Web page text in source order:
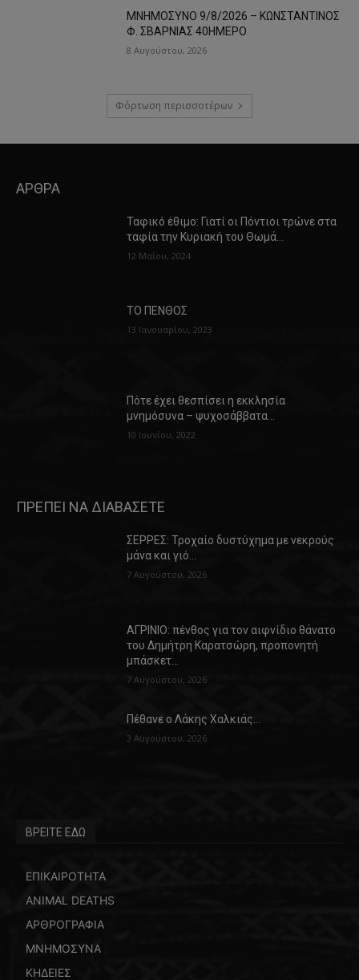
ΜΝΗΜΟΣΥΝΟ 9/8/2026 – ΚΩΝΣΤΑΝΤΙΝΟΣ
Φ. ΣΒΑΡΝΙΑΣ 40ΗΜΕΡΟ
8 Αυγούστου, 2026
Φόρτωση περισσοτέρων
ΑΡΘΡΑ
Ταφικό έθιμο: Γιατί οι Πόντιοι τρώνε στα
ταφία την Κυριακή του Θωμά…
12 Μαΐου, 2024
ΤΟ ΠΕΝΘΟΣ
13 Ιανουαρίου, 2023
Πότε έχει θεσπίσει η εκκλησία
μνημόσυνα – ψυχοσάββατα…
10 Ιουνίου, 2022
ΠΡΕΠΕΙ ΝΑ ΔΙΑΒΑΣΕΤΕ
ΣΕΡΡΕΣ: Τροχαίο δυστύχημα με νεκρούς
μάνα και γιό…
7 Αυγούστου, 2026
ΑΓΡΙΝΙΟ: πένθος για τον αιφνίδιο θάνατο
του Δημήτρη Καρατσώρη, προπονητή
μπάσκετ…
7 Αυγούστου, 2026
Πέθανε ο Λάκης Χαλκιάς…
3 Αυγούστου, 2026
ΒΡΕΙΤΕ ΕΔΩ
ΕΠΙΚΑΙΡΟΤΗΤΑ
ANIMAL DEATHS
ΑΡΘΡΟΓΡΑΦΙΑ
ΜΝΗΜΟΣΥΝΑ
ΚΗΔΕΙΕΣ